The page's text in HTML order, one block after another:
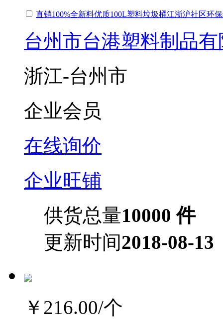
直销100%全新料优质100L塑料垃圾桶江浙沪社区环
台州市台港塑料制品
浙江-台州市
企业会员
在线询价
企业旺铺
供货总量10000 件
更新时间2018-08-13
￥216.00/个